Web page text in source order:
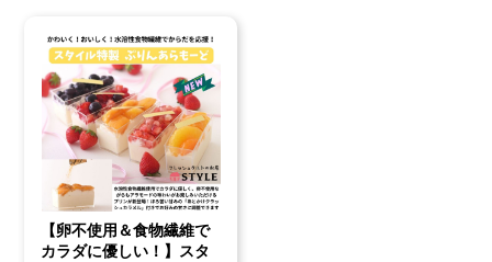
【卵不使用＆食物繊維で
カラダに優しい！】スタ